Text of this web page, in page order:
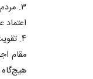
۳.
۴.
مقام